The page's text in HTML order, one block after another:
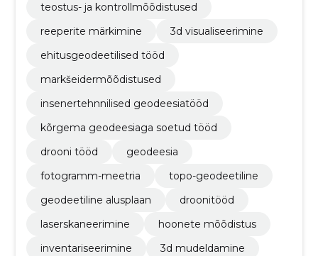
teostus- ja kontrollmõõdistused
reeperite märkimine
3d visualiseerimine
ehitusgeodeetilised tööd
markšeidermõõdistused
insenertehnnilised geodeesiatööd
kõrgema geodeesiaga soetud tööd
drooni tööd
geodeesia
fotogramm-meetria
topo-geodeetiline
geodeetiline alusplaan
droonitööd
laserskaneerimine
hoonete mõõdistus
inventariseerimine
3d mudeldamine